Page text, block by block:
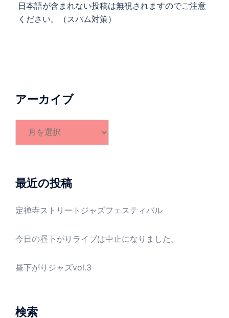
日本語が含まれない投稿は無視されますのでご注意
ください。（スパム対策）
アーカイブ
ブ
最近の投稿
定禅寺ストリートジャズフェスティバル
今日の昼下がりライブは中止になりました。
昼下がりジャズvol.3
検索